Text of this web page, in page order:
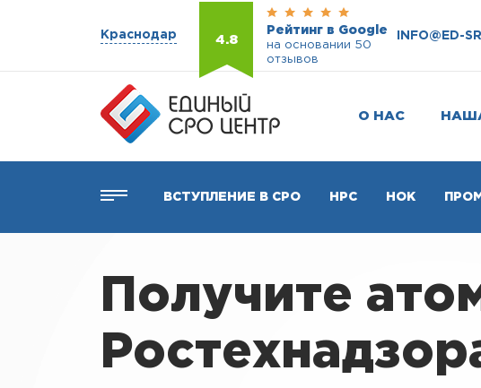
Краснодар 4.8
Рейтинг в Google
на основании 50
отзывов
INFO@ED-
О НАС
ВСТУПЛЕНИЕ В СРО НРС НОК
Получите